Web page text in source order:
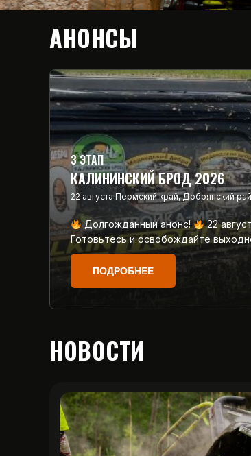
АНОНСЫ
3 ЭТАП
КАЛИНИНСКИЙ БРОД 2026
22 августа Пермский край, Добрянский
Долгожданный анонс! 22
Готовьтесь и освобождайте
ПОДРОБНЕЕ
НОВОСТИ